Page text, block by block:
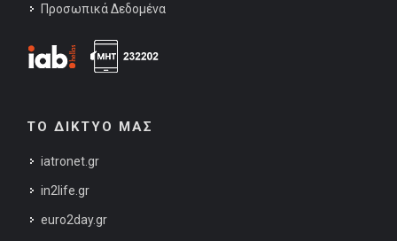
Προσωπικά Δεδομένα
ΤΟ ΔΙΚΤΥΟ ΜΑΣ
iatronet.gr
in2life.gr
euro2day.gr